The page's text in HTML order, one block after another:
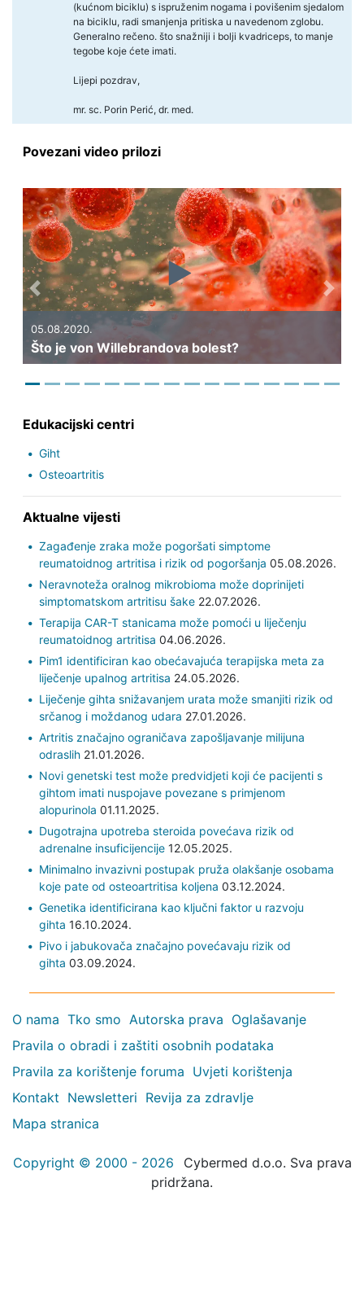
(kućnom biciklu) s ispruženim nogama i povišenim sjedalom
na biciklu, radi smanjenja pritiska u navedenom zglobu.
Generalno rečeno. što snažniji i bolji kvadriceps, to manje
tegobe koje ćete imati.
Lijepi pozdrav,
mr. sc. Porin Perić, dr. med.
Povezani video prilozi
05.08.2020.
Što je von Willebrandova bolest?
Previous Next
Edukacijski centri
Giht
Osteoartritis
Aktualne vijesti
Zagađenje zraka može pogoršati simptome
reumatoidnog artritisa i rizik od pogoršanja 05.08.2026.
Neravnoteža oralnog mikrobioma može doprinijeti
simptomatskom artritisu šake22.07.2026.
Terapija CAR-T stanicama može pomoći u liječenju
reumatoidnog artritisa 04.06.2026.
Pim1 identificiran kao obećavajuća terapijska meta za
liječenje upalnog artritisa 24.05.2026.
Liječenje gihta snižavanjem urata može smanjiti rizik od
srčanog i moždanog udara 27.01.2026.
Artritis značajno ograničava zapošljavanje milijuna
odraslih21.01.2026.
Novi genetski test može predvidjeti koji će pacijenti s
gihtom imati nuspojave povezane s primjenom
alopurinola 01.11.2025.
Dugotrajna upotreba steroida povećava rizik od
adrenalne insuficijencije12.05.2025.
Minimalno invazivni postupak pruža olakšanje osobama
koje pate od osteoartritisa koljena 03.12.2024.
Genetika identificirana kao ključni faktor u razvoju
gihta 16.10.2024.
Pivo i jabukovača značajno povećavaju rizik od
gihta 03.09.2024.
O nama Tko smo Autorska prava Oglašavanje
Pravila o obradi i zaštiti osobnih podataka
Pravila za korištenje foruma Uvjeti korištenja
Kontakt Newsletteri Revija za zdravlje
Mapa stranica
Copyright © 2000 - 2026
Cybermed d.o.o. Sva prava
pridržana.